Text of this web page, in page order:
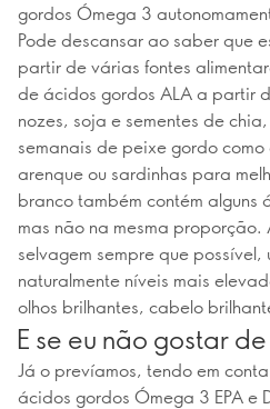
gordos Ómega 3
Pode descansar ao saber que
partir de várias fontes
de ácidos gordos ALA a partir
nozes, soja e sementes de
semanais de peixe gordo
arenque ou sardinhas para
branco também contém alguns
mas não na mesma
selvagem sempre que
naturalmente níveis mais
olhos brilhantes, cabelo
E se eu não gostar
Já o prevíamos, tendo em
ácidos gordos Ómega 3 EPA e